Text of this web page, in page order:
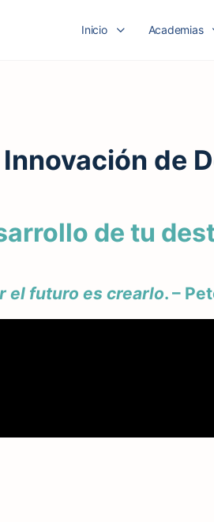
Inicio Academias
de
de tu
el futuro es crearlo. –